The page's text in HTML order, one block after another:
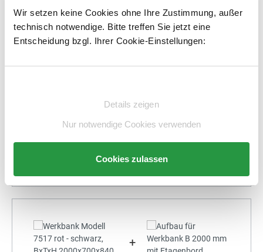
Wir setzen keine Cookies ohne Ihre Zustimmung, außer
technisch notwendige. Bitte treffen Sie jetzt eine
Entscheidung bzgl. Ihrer Cookie-Einstellungen:
Details zeigen
Nur notwendige Cookies verwenden
Cookies zulassen
1.859,49 € %
In den Warenkorb
+